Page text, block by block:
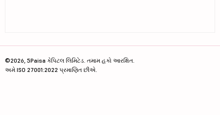
©2026, 5Paisa કેપિટલ લિમિટેડ. તમામ હકો આરક્ષિત.
અમે ISO 27001:2022 પ્રમાણિત છીએ.